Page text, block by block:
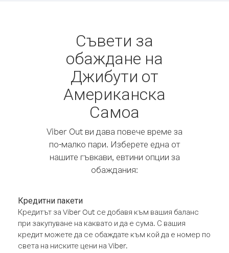
Съвети за
обаждане на
Джибути от
Американска
Самоа
Viber Out ви дава повече време за
по-малко пари. Изберете една от
нашите гъвкави, евтини опции за
обаждания:
Кредитни пакети
Кредитът за Viber Out се добавя към вашия баланс
при закупуване на каквато и да е сума. С вашия
кредит можете да се обаждате към кой да е номер по
света на ниските цени на Viber.